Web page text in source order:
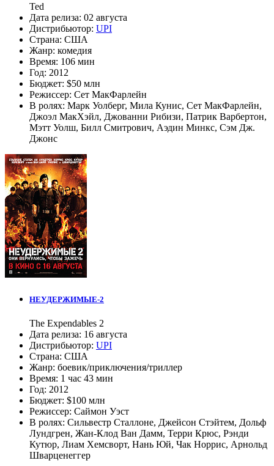
Ted
Дата релиза: 02 августа
Дистрибьютор: UPI
Страна: США
Жанр: комедия
Время: 106 мин
Год: 2012
Бюджет: $50 млн
Режиссер: Сет МакФарлейн
В ролях: Марк Уолберг, Мила Кунис, Сет МакФарлейн,
Джоэл МакХэйл, Джованни Рибизи, Патрик Варбертон,
Мэтт Уолш, Билл Смитрович, Аэдин Минкс, Сэм Дж.
Джонс
НЕУДЕРЖИМЫЕ-2
The Expendables 2
Дата релиза: 16 августа
Дистрибьютор: UPI
Страна: США
Жанр: боевик/приключения/триллер
Время: 1 час 43 мин
Год: 2012
Бюджет: $100 млн
Режиссер: Саймон Уэст
В ролях: Сильвестр Сталлоне, Джейсон Стэйтем, Дольф
Лундгрен, Жан-Клод Ван Дамм, Терри Крюс, Рэнди
Кутюр, Лиам Хемсворт, Нань Юй, Чак Норрис, Арнольд
Шварценеггер